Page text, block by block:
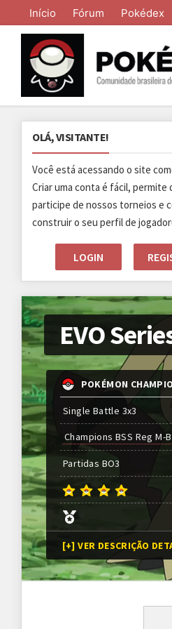
Início Fórum Pokédex
OLÁ, VISITANTE!
Você está acessando o site
Criar uma conta é fácil, permite
participe de nossos torneios e
construir o seu perfil de
LOGIN
EVO
POKÉMON
Single Battle 3x3
Champions BSS Reg M-B
Partidas BO3
[+] VER DESCRIÇÃO